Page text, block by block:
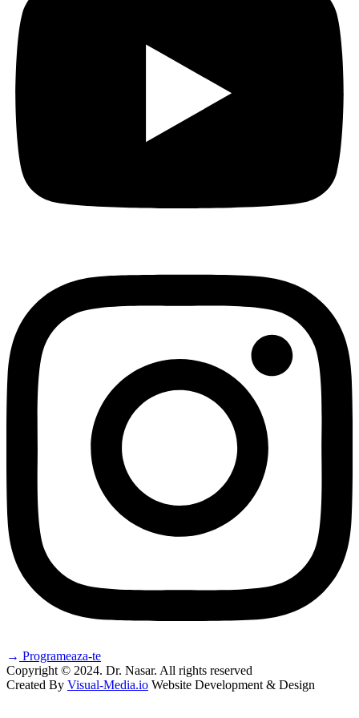
Programeaza-te
Copyright © 2024. Dr. Nasar. All rights reserved
Created By Visual-Media.io Website Development & Design